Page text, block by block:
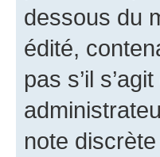
dessous du
édité,
pas s’il
note